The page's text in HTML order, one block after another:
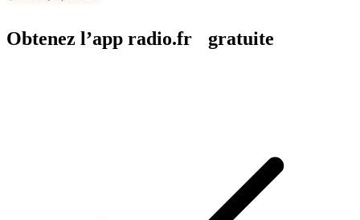
Obtenez l’app radio.fr gratuite